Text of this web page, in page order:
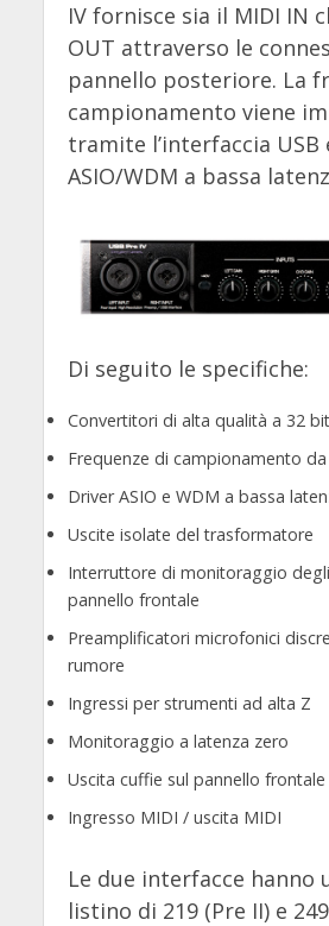
IV fornisce sia il MIDI IN
OUT attraverso le
pannello posteriore. La
campionamento viene
tramite l’interfaccia
ASIO/WDM a bassa
Di seguito le specifiche:
Convertitori di alta qualità a 32
Frequenze di campionamento
Driver ASIO e WDM a bassa
Uscite isolate del trasformatore
Interruttore di monitoraggio
pannello frontale
Preamplificatori microfonici
rumore
Ingressi per strumenti ad alta Z
Monitoraggio a latenza zero
Uscita cuffie sul pannello frontale
Ingresso MIDI / uscita MIDI
Le due interfacce hanno
listino di 219 (Pre II) e